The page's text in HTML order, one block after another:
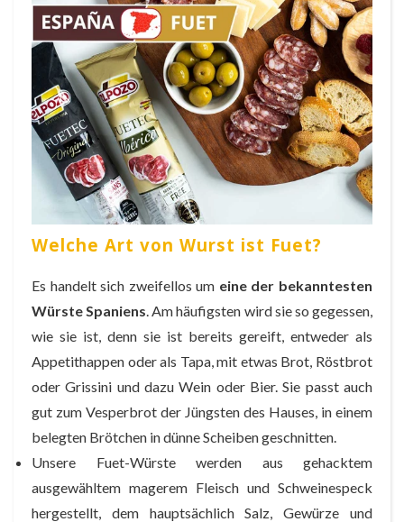
Welche Art von Wurst ist Fuet?
Es handelt sich zweifellos um eine der bekanntesten
Würste Spaniens. Am häufigsten wird sie so gegessen,
wie sie ist, denn sie ist bereits gereift, entweder als
Appetithappen oder als Tapa, mit etwas Brot, Röstbrot
oder Grissini und dazu Wein oder Bier. Sie passt auch
gut zum Vesperbrot der Jüngsten des Hauses, in einem
belegten Brötchen in dünne Scheiben geschnitten.
Unsere Fuet-Würste werden aus gehacktem
ausgewähltem magerem Fleisch und Schweinespeck
hergestellt, dem hauptsächlich Salz, Gewürze und